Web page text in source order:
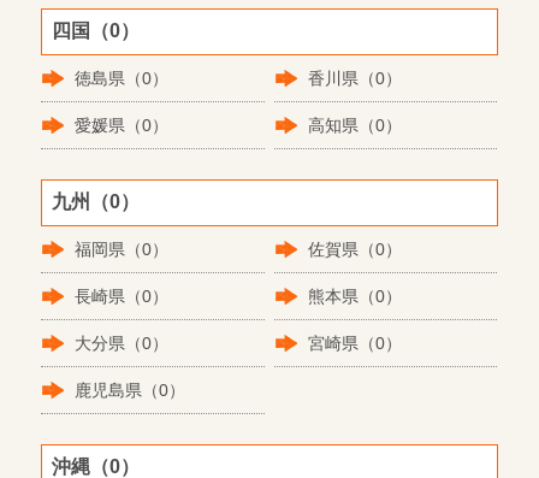
四国（0）
徳島県（0） 香川県（0）
愛媛県（0） 高知県（0）
九州（0）
福岡県（0） 佐賀県（0）
長崎県（0） 熊本県（0）
大分県（0） 宮崎県（0）
鹿児島県（0）
沖縄（0）